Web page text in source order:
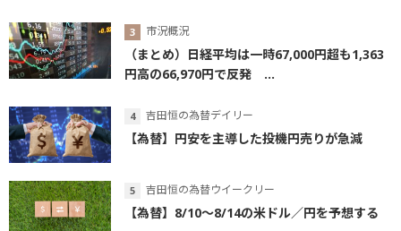
市況概況
（まとめ）日経平均は一時67,000円超も1,363
円高の66,970円で反発 ...
吉田恒の為替デイリー
【為替】円安を主導した投機円売りが急減
吉田恒の為替ウイークリー
【為替】8/10～8/14の米ドル／円を予想する